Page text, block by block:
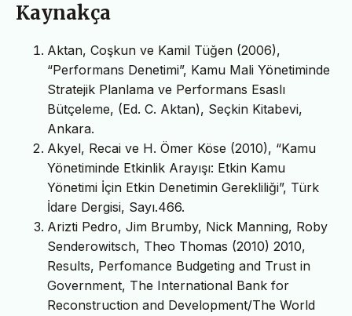
Kaynakça
Aktan, Coşkun ve Kamil Tüğen (2006),
“Performans Denetimi”, Kamu Mali Yönetiminde
Stratejik Planlama ve Performans Esaslı
Bütçeleme, (Ed. C. Aktan), Seçkin Kitabevi,
Ankara.
Akyel, Recai ve H. Ömer Köse (2010), “Kamu
Yönetiminde Etkinlik Arayışı: Etkin Kamu
Yönetimi İçin Etkin Denetimin Gerekliliği”, Türk
İdare Dergisi, Sayı.466.
Arizti Pedro, Jim Brumby, Nick Manning, Roby
Senderowitsch, Theo Thomas (2010) 2010,
Results, Perfomance Budgeting and Trust in
Government, The International Bank for
Reconstruction and Development/The World